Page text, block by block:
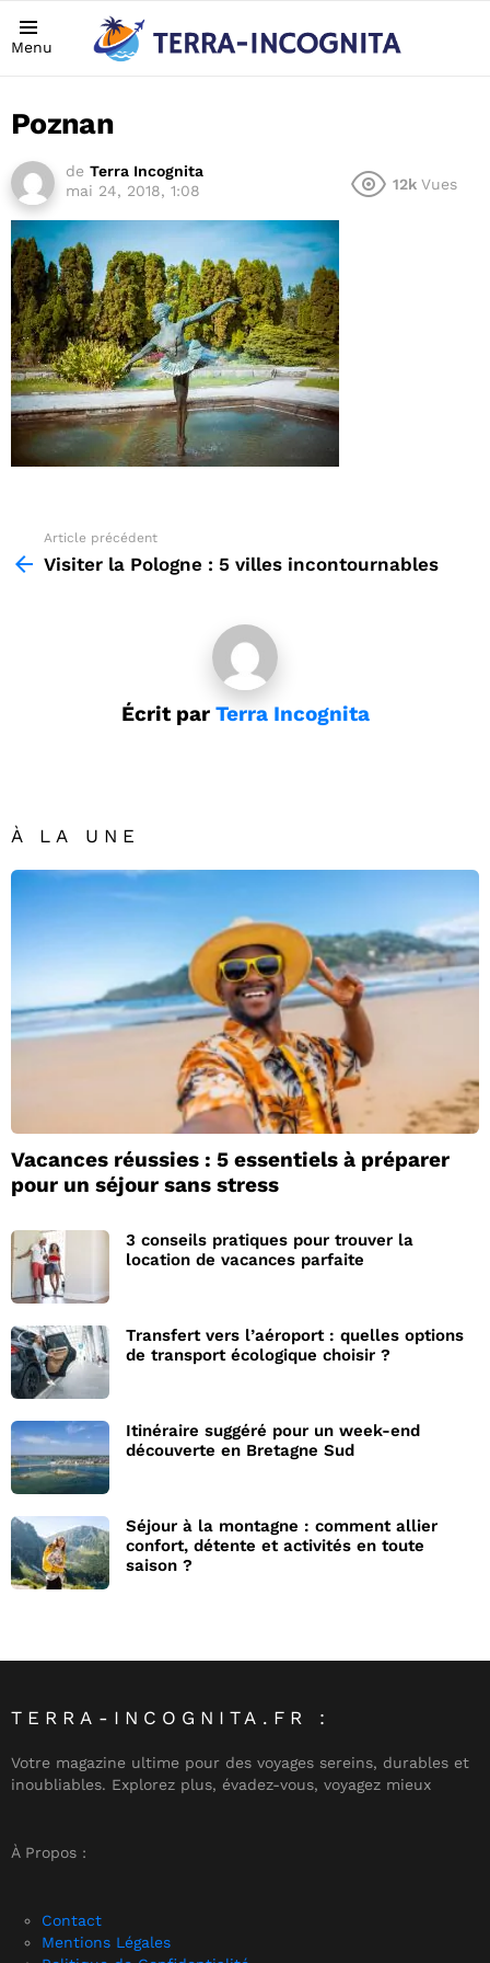
Menu
Poznan
de Terra Incognita
mai 24, 2018, 1:08
12k Vues
more
Article précédent
Visiter la Pologne : 5 villes incontournables
Écrit par Terra Incognita
À LA UNE
Vacances réussies : 5 essentiels à préparer
pour un séjour sans stress
3 conseils pratiques pour trouver la
location de vacances parfaite
Transfert vers l’aéroport : quelles options
de transport écologique choisir ?
Itinéraire suggéré pour un week-end
découverte en Bretagne Sud
Séjour à la montagne : comment allier
confort, détente et activités en toute
saison ?
TERRA-INCOGNITA.FR :
Votre magazine ultime pour des voyages sereins, durables et
inoubliables. Explorez plus, évadez-vous, voyagez mieux
À Propos :
Contact
Mentions Légales